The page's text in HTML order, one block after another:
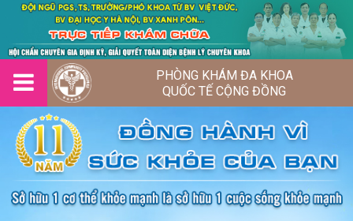
PHÒNG KHÁM ĐA KHOA
QUỐC TẾ CỘNG ĐỒNG